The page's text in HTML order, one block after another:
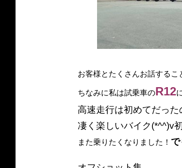
お客様とたくさんお話するこ
ちなみに私は試乗車のR12
高速走行は初めてだった
凄く楽しいバイク(*^^)v
また乗りたくなりました！